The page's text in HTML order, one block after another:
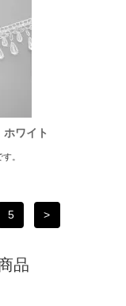
ワイト
。
5 >
品